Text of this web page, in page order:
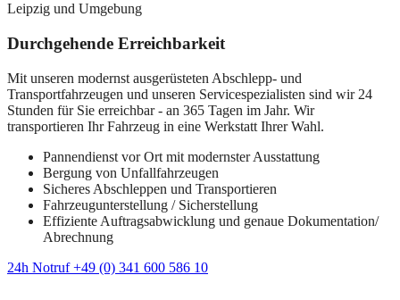
Leipzig und Umgebung
Durchgehende Erreichbarkeit
Mit unseren modernst ausgerüsteten Abschlepp- und
Transportfahrzeugen und unseren Servicespezialisten sind wir 24
Stunden für Sie erreichbar - an 365 Tagen im Jahr. Wir
transportieren Ihr Fahrzeug in eine Werkstatt Ihrer Wahl.
Pannendienst vor Ort mit modernster Ausstattung
Bergung von Unfallfahrzeugen
Sicheres Abschleppen und Transportieren
Fahrzeugunterstellung / Sicherstellung
Effiziente Auftragsabwicklung und genaue Dokumentation/
Abrechnung
24h Notruf +49 (0) 341 600 586 10